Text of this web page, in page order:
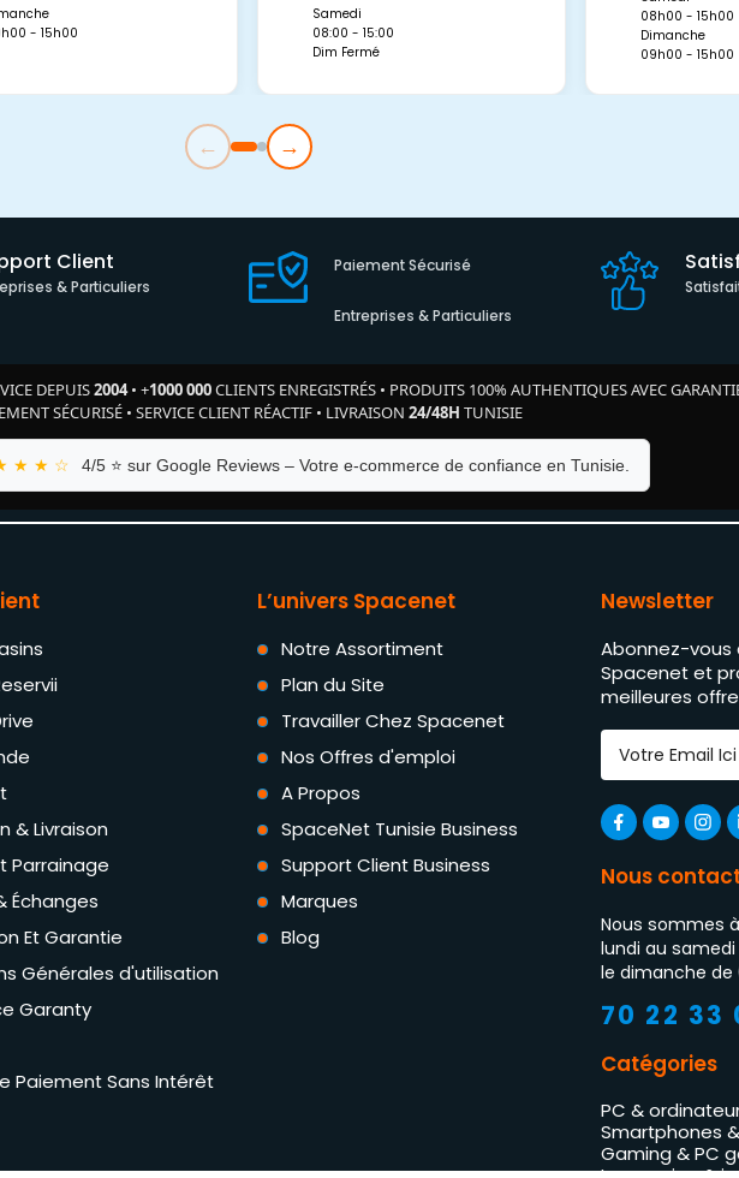
- 15h00
Samedi
08:00 - 15:00
Dim Fermé
08h00 - 15h00
Dimanche
09h00 - 15h00
← →
Client
& Particuliers
Paiement Sécurisé
Entreprises & Particuliers
DEPUIS2004• +1000 000CLIENTS ENREGISTRÉS• PRODUITS 100% AUTHENTIQUES AVEC
SÉCURISÉ • SERVICE CLIENT RÉACTIF • LIVRAISON 24/48H TUNISIE
★ ★ ☆ 4/5 ⭐ sur Google Reviews – Votre e-commerce de confiance en Tunisie.
& Livraison
Parrainage
Échanges
Et Garantie
Générales d'utilisation
Garanty
Paiement Sans Intérêt
L’univers Spacenet
Notre Assortiment
Plan du Site
Travailler Chez Spacenet
Nos Offres d'emploi
A Propos
SpaceNet Tunisie Business
Support Client Business
Marques
Blog
Newsletter
Abonnez-vous
Spacenet et
meilleures
Nous
Nous sommes
lundi au
le dimanche de
70 22 33
Catégories
PC &
Smartphones
Gaming & PC